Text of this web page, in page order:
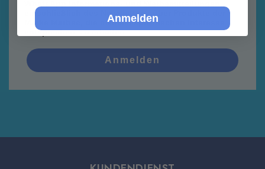
einschließlich des Newsletters, über Produkte der
Marke Marbec, die meinem spezifischen Interesse
entsprechen, zu erhalten.
Anmelden
Anmelden